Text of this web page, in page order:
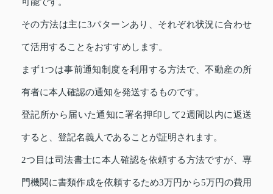
その方法は主に3パターンあり、それぞれ状況に合わせ
て活用することをおすすめします。
まず1つは事前通知制度を利用する方法で、不動産の所
有者に本人確認の通知を発送するものです。
登記所から届いた通知に署名押印して2週間以内に返送
すると、登記名義人であることが証明されます。
2つ目は司法書士に本人確認を依頼する方法ですが、専
門機関に書類作成を依頼するため3万円から5万円の費用